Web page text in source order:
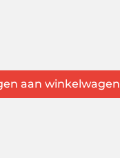
aan winkelwagen